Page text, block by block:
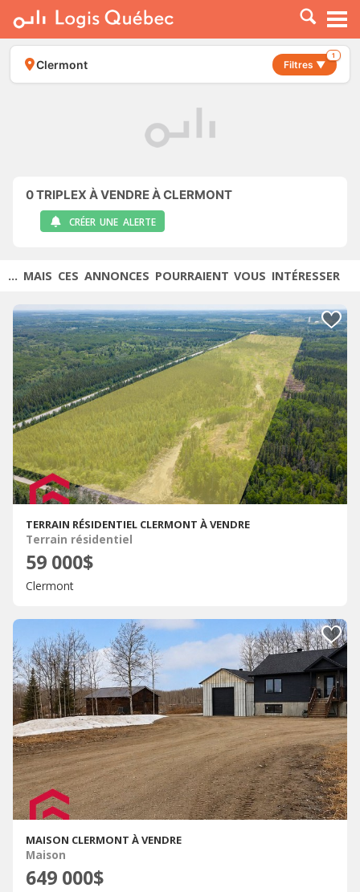
À LOUER
À VENDRE
PLACER UNE ANNONCE
Clermont Filtres ▼
1
0TRIPLEX À VENDRE À CLERMONT
CRÉER UNE ALERTE
... MAIS CES ANNONCES POURRAIENT VOUS INTÉRESSER
TERRAIN RÉSIDENTIEL CLERMONT À VENDRE
Terrain résidentiel
59 000$
Clermont
MAISON CLERMONT À VENDRE
Maison
649 000$